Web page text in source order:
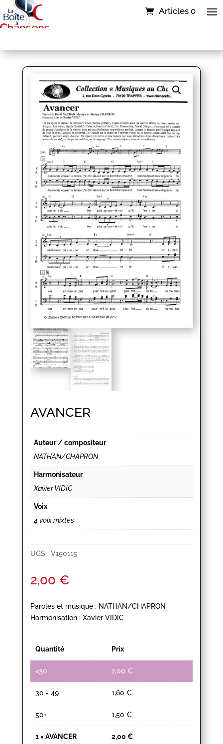
Articles 0
AVANCER
Auteur / compositeur
NATHAN/CHAPRON
Harmonisateur
Xavier VIDIC
Voix
4 voix mixtes
UGS : V150115
2,00 €
Paroles et musique : NATHAN/CHAPRON
Harmonisation : Xavier VIDIC
Quantité Prix
<30 2,00 €
30 - 49 1,60 €
50+ 1,50 €
1× AVANCER 2,00 €